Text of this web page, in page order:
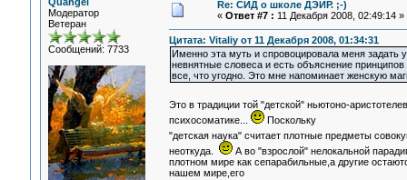
Модератор
Ветеран
Сообщений: 7733
Re: СИД о школе ДЭИР. ;-)
« Ответ #7 : 11 Декабря 2008, 02:49:14 »
Цитата: Vitaliy от 11 Декабря 2008, 01:34:31
Именно эта муть и спровоцировала меня задать
невнятные словеса и есть объяснение
все, что угодно. Это мне напоминает женскую
Это в традиции той "детской" ньютоно-
психосоматике...
Поскольку
"детская наука" считает плотные предметы
неоткуда.
А во "взрослой" нелокальной
плотном мире как сепарабильные,а другие
нашем мире,его